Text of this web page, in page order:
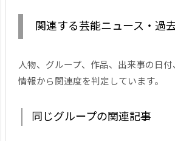
関連する芸能ニュース・過
人物、グループ、作品、出来事の日
情報から関連度を判定しています。
同じグループの関連記事